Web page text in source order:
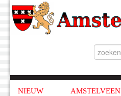
NIEUW AMSTELVEEN